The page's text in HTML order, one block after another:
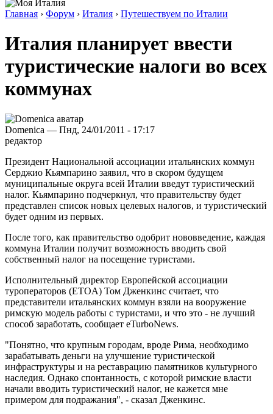
Главная › Форум › Италия › Путешествуем по Италии
Италия планирует ввести
туристические налоги во всех
коммунах
Domenica — Пнд, 24/01/2011 - 17:17
редактор
Президент Национальной ассоциации итальянских коммун
Серджио Кьямпарино заявил, что в скором будущем
муниципальные округа всей Италии введут туристический
налог. Кьямпарино подчеркнул, что правительству будет
представлен список новых целевых налогов, и туристический
будет одним из первых.
После того, как правительство одобрит нововведение, каждая
коммуна Италии получит возможность вводить свой
собственный налог на посещение туристами.
Исполнительный директор Европейской ассоциации
туроператоров (ETOA) Том Дженкинс считает, что
представители итальянских коммун взяли на вооружение
римскую модель работы с туристами, и что это - не лучший
способ заработать, сообщает eTurboNews.
"Понятно, что крупным городам, вроде Рима, необходимо
зарабатывать деньги на улучшение туристической
инфраструктуры и на реставрацию памятников культурного
наследия. Однако спонтанность, с которой римские власти
начали вводить туристический налог, не кажется мне
примером для подражания", - сказал Дженкинс.